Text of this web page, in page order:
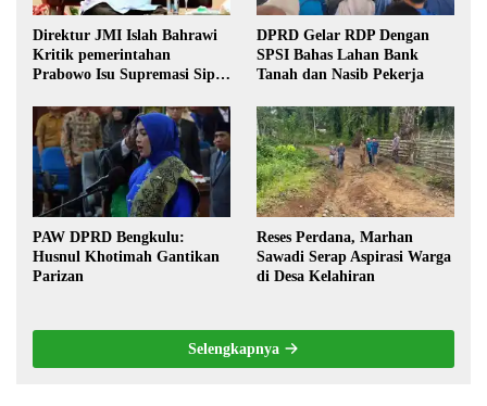
Direktur JMI Islah Bahrawi
Kritik pemerintahan
Prabowo Isu Supremasi Sipil,
Pilkada oleh DPRD
DPRD Gelar RDP Dengan
SPSI Bahas Lahan Bank
Tanah dan Nasib Pekerja
PAW DPRD Bengkulu:
Husnul Khotimah Gantikan
Parizan
Reses Perdana, Marhan
Sawadi Serap Aspirasi Warga
di Desa Kelahiran
Selengkapnya